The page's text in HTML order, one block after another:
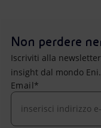
Non perdere
Iscriviti alla
insight dal mondo Eni.
Email*